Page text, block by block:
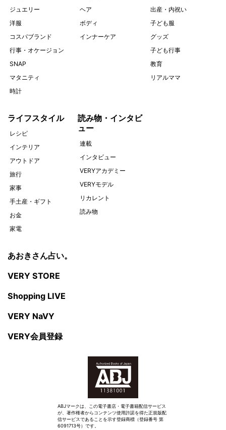
ジュエリー
洋服
コスパブランド
行事・オケージョン
SNAP
マタニティ
時計
ヘア
ボディ
インナーケア
出産・内祝い
子ども服
グッズ
子ども行事
教育
リアルママ
ライフスタイル
レシピ
インテリア
アウトドア
旅行
家事
手土産・ギフト
お金
家電
読み物・インタビ
ュー
連載
インタビュー
VERYアカデミー
VERYモデル
リカレント
読み物
あおきさん占い。
VERY STORE
Shopping LIVE
VERY NaVY
VERY会員登録
ABJマークは、この電子書店・電子書籍配信サービス
が、著作権者からコンテンツ使用許諾を得た正規版配
信サービスであることを示す登録商標（登録番号 第
6091713号）です。